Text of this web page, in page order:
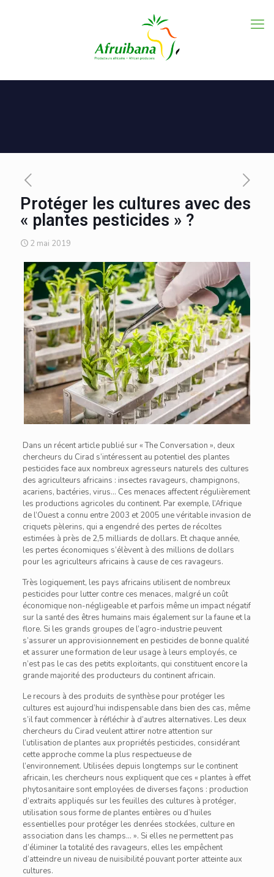
Protéger les cultures avec des
« plantes pesticides » ?
2 mai 2019
Dans un récent article publié sur « The Conversation », deux
chercheurs du Cirad s’intéressent au potentiel des plantes
pesticides face aux nombreux agresseurs naturels des cultures
des agriculteurs africains : insectes ravageurs, champignons,
acariens, bactéries, virus… Ces menaces affectent régulièrement
les productions agricoles du continent. Par exemple, l’Afrique
de l’Ouest a connu entre 2003 et 2005 une véritable invasion de
criquets pèlerins, qui a engendré des pertes de récoltes
estimées à près de 2,5 milliards de dollars. Et chaque année,
les pertes économiques s’élèvent à des millions de dollars
pour les agriculteurs africains à cause de ces ravageurs.
Très logiquement, les pays africains utilisent de nombreux
pesticides pour lutter contre ces menaces, malgré un coût
économique non-négligeable et parfois même un impact négatif
sur la santé des êtres humains mais également sur la faune et la
flore. Si les grands groupes de l’agro-industrie peuvent
s’assurer un approvisionnement en pesticides de bonne qualité
et assurer une formation de leur usage à leurs employés, ce
n’est pas le cas des petits exploitants, qui constituent encore la
grande majorité des producteurs du continent africain.
Le recours à des produits de synthèse pour protéger les
cultures est aujourd’hui indispensable dans bien des cas, même
s’il faut commencer à réfléchir à d’autres alternatives. Les deux
chercheurs du Cirad veulent attirer notre attention sur
l’utilisation de plantes aux propriétés pesticides, considérant
cette approche comme la plus respectueuse de
l’environnement. Utilisées depuis longtemps sur le continent
africain, les chercheurs nous expliquent que ces « plantes à effet
phytosanitaire sont employées de diverses façons : production
d’extraits appliqués sur les feuilles des cultures à protéger,
utilisation sous forme de plantes entières ou d’huiles
essentielles pour protéger les denrées stockées, culture en
association dans les champs… ». Si elles ne permettent pas
d’éliminer la totalité des ravageurs, elles les empêchent
d’atteindre un niveau de nuisibilité pouvant porter atteinte aux
cultures.